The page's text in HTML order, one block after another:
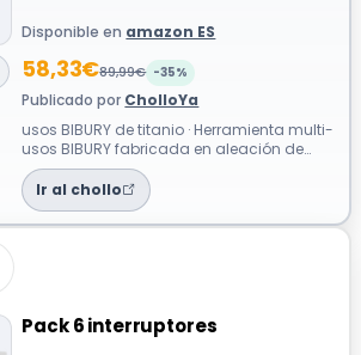
Disponible en amazon ES
58,33€89,99€ -35%
Publicado por CholloYa
usos BIBURY de titanio · Herramienta multi-
usos BIBURY fabricada en aleación de
titanio, diseñada para ofrecer resist...
Ir al chollo
Pack 6 interruptores